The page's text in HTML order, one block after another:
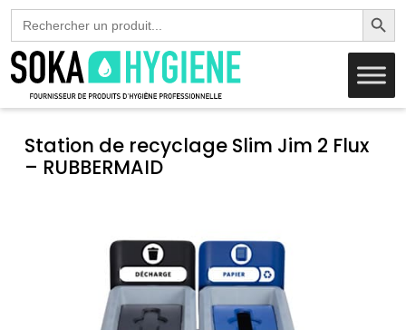
Search
for:
Search
Station de recyclage Slim Jim 2 Flux
– RUBBERMAID